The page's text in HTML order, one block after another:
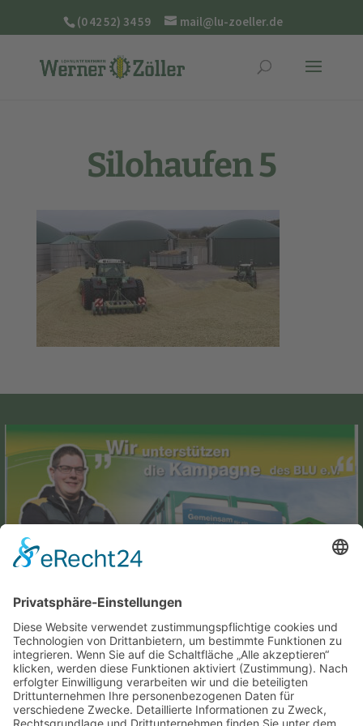
(0 42 52) 34 59 mail@lu-zoeller.de
Silohaufen 5